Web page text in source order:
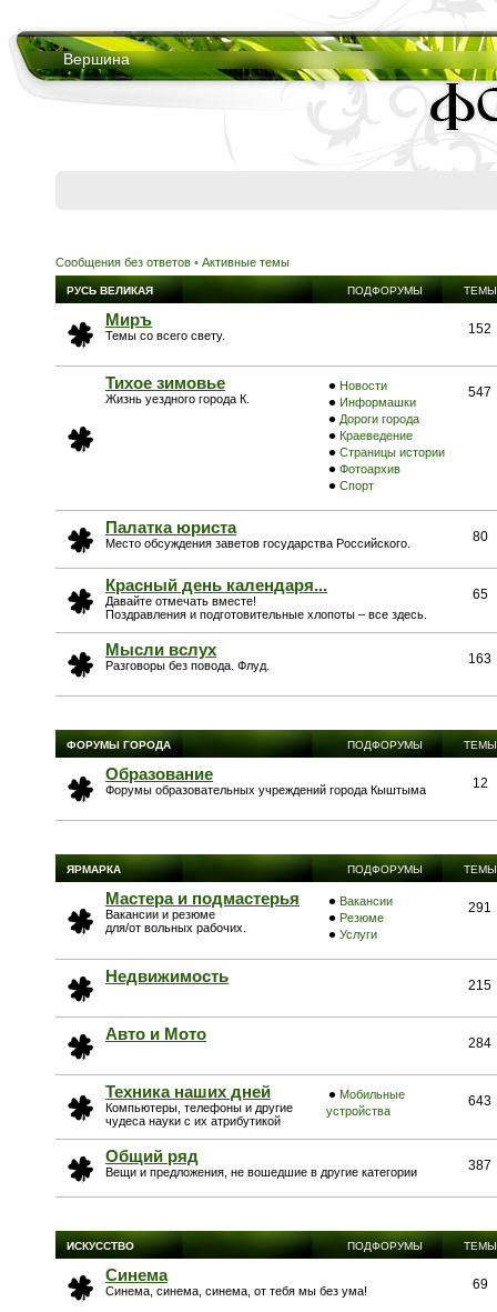
Вершина
Сообщения без ответов • Активные темы
РУСЬ ВЕЛИКАЯ ПОДФОРУМЫ ТЕМЫ
Миръ
Темы со всего свету. 152
Тихое зимовье
Жизнь уездного города К.
Новости
Информашки
Дороги города
Краеведение
Страницы истории
Фотоархив
Спорт
547
Палатка юриста
Место обсуждения заветов государства Российского. 80
Красный день календаря...
Давайте отмечать вместе!
Поздравления и подготовительные хлопоты – все здесь.
65
Мысли вслух
Разговоры без повода. Флуд. 163
ФОРУМЫ ГОРОДА ПОДФОРУМЫ ТЕМЫ
Образование
Форумы образовательных учреждений города Кыштыма 12
ЯРМАРКА ПОДФОРУМЫ ТЕМЫ
Мастера и подмастерья
Вакансии и резюме
для/от вольных рабочих.
Вакансии
Резюме
Услуги
291
Недвижимость 215
Авто и Мото 284
Техника наших дней
Компьютеры, телефоны и другие
чудеса науки с их атрибутикой
Мобильные
устройства
643
Общий ряд
Вещи и предложения, не вошедшие в другие категории 387
ИСКУССТВО ПОДФОРУМЫ ТЕМЫ
Синема
Синема, синема, синема, от тебя мы без ума! 69